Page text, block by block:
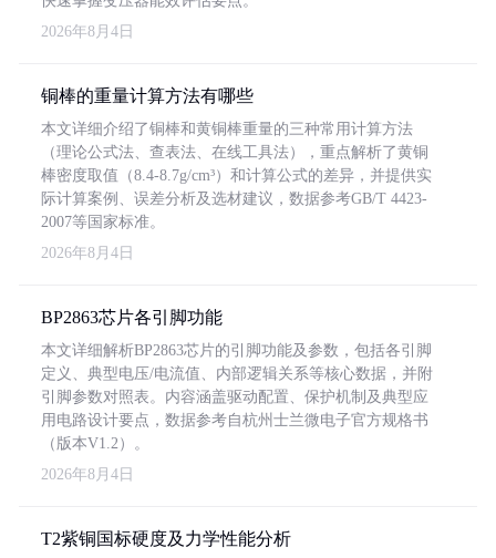
2026年8月4日
铜棒的重量计算方法有哪些
本文详细介绍了铜棒和黄铜棒重量的三种常用计算方法
（理论公式法、查表法、在线工具法），重点解析了黄铜
棒密度取值（8.4-8.7g/cm³）和计算公式的差异，并提供实
际计算案例、误差分析及选材建议，数据参考GB/T 4423-
2007等国家标准。
2026年8月4日
BP2863芯片各引脚功能
本文详细解析BP2863芯片的引脚功能及参数，包括各引脚
定义、典型电压/电流值、内部逻辑关系等核心数据，并附
引脚参数对照表。内容涵盖驱动配置、保护机制及典型应
用电路设计要点，数据参考自杭州士兰微电子官方规格书
（版本V1.2）。
2026年8月4日
T2紫铜国标硬度及力学性能分析